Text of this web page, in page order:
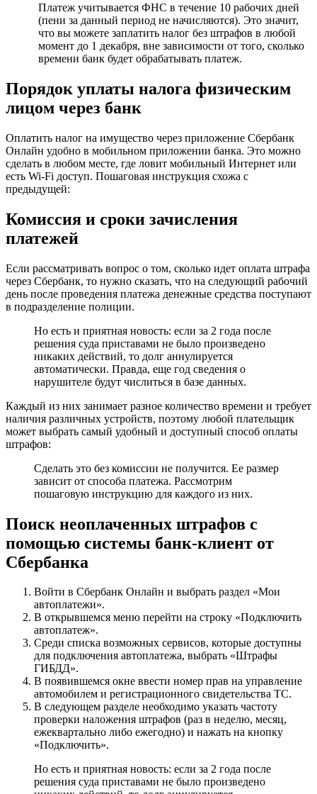
Платеж учитывается ФНС в течение 10 рабочих дней
(пени за данный период не начисляются). Это значит,
что вы можете заплатить налог без штрафов в любой
момент до 1 декабря, вне зависимости от того, сколько
времени банк будет обрабатывать платеж.
Порядок уплаты налога физическим
лицом через банк
Оплатить налог на имущество через приложение Сбербанк
Онлайн удобно в мобильном приложении банка. Это можно
сделать в любом месте, где ловит мобильный Интернет или
есть Wi-Fi доступ. Пошаговая инструкция схожа с
предыдущей:
Комиссия и сроки зачисления
платежей
Если рассматривать вопрос о том, сколько идет оплата штрафа
через Сбербанк, то нужно сказать, что на следующий рабочий
день после проведения платежа денежные средства поступают
в подразделение полиции.
Но есть и приятная новость: если за 2 года после
решения суда приставами не было произведено
никаких действий, то долг аннулируется
автоматически. Правда, еще год сведения о
нарушителе будут числиться в базе данных.
Каждый из них занимает разное количество времени и требует
наличия различных устройств, поэтому любой плательщик
может выбрать самый удобный и доступный способ оплаты
штрафов:
Сделать это без комиссии не получится. Ее размер
зависит от способа платежа. Рассмотрим
пошаговую инструкцию для каждого из них.
Поиск неоплаченных штрафов с
помощью системы банк-клиент от
Сбербанка
Войти в Сбербанк Онлайн и выбрать раздел «Мои
автоплатежи».
В открывшемся меню перейти на строку «Подключить
автоплатеж».
Среди списка возможных сервисов, которые доступны
для подключения автоплатежа, выбрать «Штрафы
ГИБДД».
В появившемся окне ввести номер прав на управление
автомобилем и регистрационного свидетельства ТС.
В следующем разделе необходимо указать частоту
проверки наложения штрафов (раз в неделю, месяц,
ежеквартально либо ежегодно) и нажать на кнопку
«Подключить».
Но есть и приятная новость: если за 2 года после
решения суда приставами не было произведено